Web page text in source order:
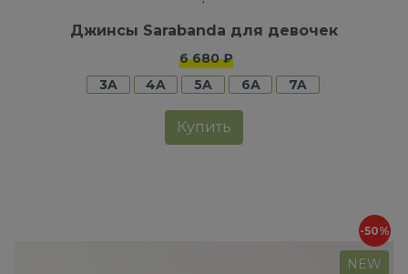
Джинсы Sarabanda для девочек
6 680 ₽
3A
4A 5A 6A 7A
Купить
-50%
NEW